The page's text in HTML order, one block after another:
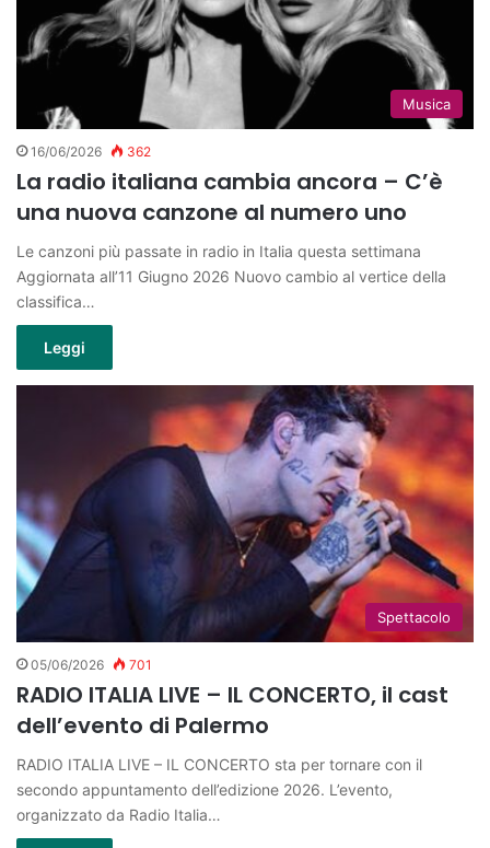
Musica
16/06/2026 362
La radio italiana cambia ancora – C’è
una nuova canzone al numero uno
Le canzoni più passate in radio in Italia questa settimana
Aggiornata all’11 Giugno 2026 Nuovo cambio al vertice della
classifica…
Leggi
Spettacolo
05/06/2026 701
RADIO ITALIA LIVE – IL CONCERTO, il cast
dell’evento di Palermo
RADIO ITALIA LIVE – IL CONCERTO sta per tornare con il
secondo appuntamento dell’edizione 2026. L’evento,
organizzato da Radio Italia…